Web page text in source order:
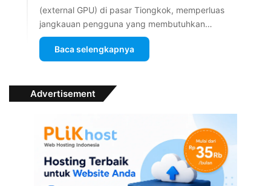
(external GPU) di pasar Tiongkok, memperluas
jangkauan pengguna yang membutuhkan…
Baca selengkapnya
Advertisement